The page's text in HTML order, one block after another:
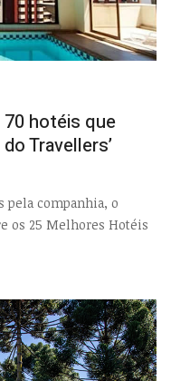
hotéis que
Travellers’
pela companhia, o
os 25 Melhores Hotéis